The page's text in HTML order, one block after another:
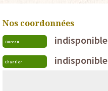
Nos coordonnées
Bureau indisponible
Chantier indisponible